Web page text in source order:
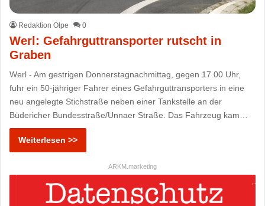
Redaktion Olpe 0
Werl: Gefahrguttransporter rutscht in
Graben
Werl - Am gestrigen Donnerstagnachmittag, gegen 17.00 Uhr,
fuhr ein 50-jähriger Fahrer eines Gefahrguttransporters in eine
neu angelegte Stichstraße neben einer Tankstelle an der
Büdericher Bundesstraße/Unnaer Straße. Das Fahrzeug kam…
Weiterlesen >>
ARKM.marketing